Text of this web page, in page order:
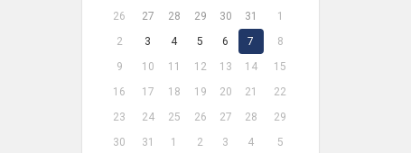
26 27 28 29 30 31
1
2
3 4 5 6 7
8
9
10 11 12 13 14
15
16
17 18 19 20 21
22
23
24 25 26 27 28
29
30
31 1 2 3 4 5